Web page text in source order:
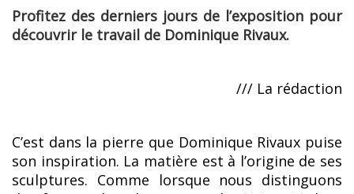
Profitez des derniers jours de l’exposition pour
découvrir le travail de Dominique Rivaux.
/// La rédaction
C’est dans la pierre que Dominique Rivaux puise
son inspiration. La matière est à l’origine de ses
sculptures. Comme lorsque nous distinguons